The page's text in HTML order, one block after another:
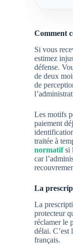
Comment
Si vous
estimez
défense.
de deux
de
Les motifs
paiement
traitée à
normatifsi
car
La
La
protecteur
réclamer le
délai. C’est
français.